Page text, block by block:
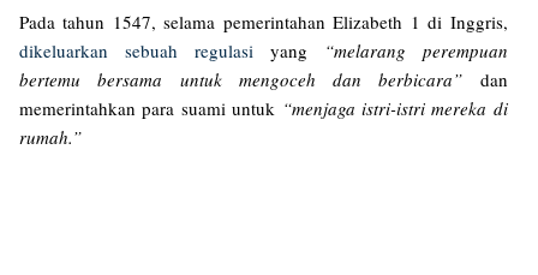
Pada tahun 1547, selama pemerintahan Elizabeth 1 di Inggris,
dikeluarkan sebuah regulasiyang
“melarang perempuan
bertemu bersama untuk mengoceh dan berbicara” dan
memerintahkan para suami untuk “menjaga istri-istri mereka di
rumah.”